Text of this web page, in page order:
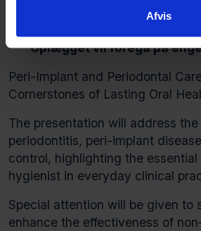
Afvis
*** Oplægget vil foregå på
Peri-Implant and Periodontal
Cornerstones of Lasting Oral
The presentation will address
periodontitis, peri-implant
control, highlighting the
hygienist in everyday clinical
Special attention will be given to
enhance the effectiveness of